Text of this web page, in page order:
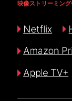
映像ストリーミン
Netflix
Amazon
Apple TV+